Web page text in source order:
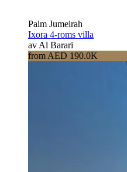
Palm Jumeirah
Ixora 4-roms villa
av Al Barari
from AED 190.0K